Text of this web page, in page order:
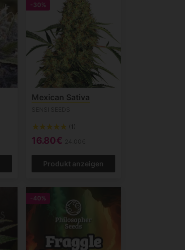
-30%
Mexican Sativa
(1)
16.80€
Produkt anzeigen
-40%